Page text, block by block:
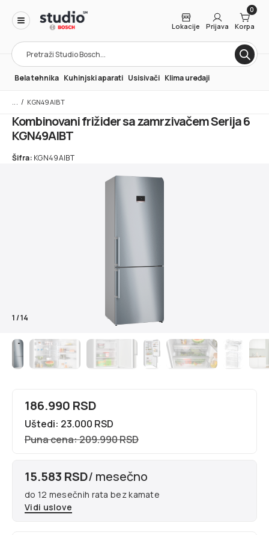
Products
search
Lokacije Prijava
0
Korpa
Bela tehnika Kuhinjski aparati Usisivači Klima uređaji
/ KGN49AIBT
Kombinovani frižider sa zamrzivačem Serija 6
KGN49AIBT
Šifra: KGN49AIBT
1/14
186.990 RSD
Uštedi: 23.000 RSD
Puna cena: 209.990 RSD
15.583 RSD/ mesečno
do 12 mesečnih rata bez kamate
Vidi uslove